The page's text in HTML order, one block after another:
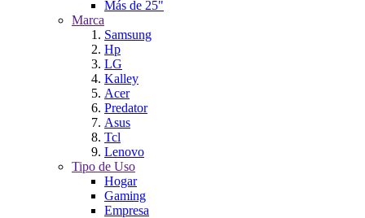
Más de 25"
Marca
Samsung
Hp
LG
Kalley
Acer
Predator
Asus
Tcl
Lenovo
Tipo de Uso
Hogar
Gaming
Empresa